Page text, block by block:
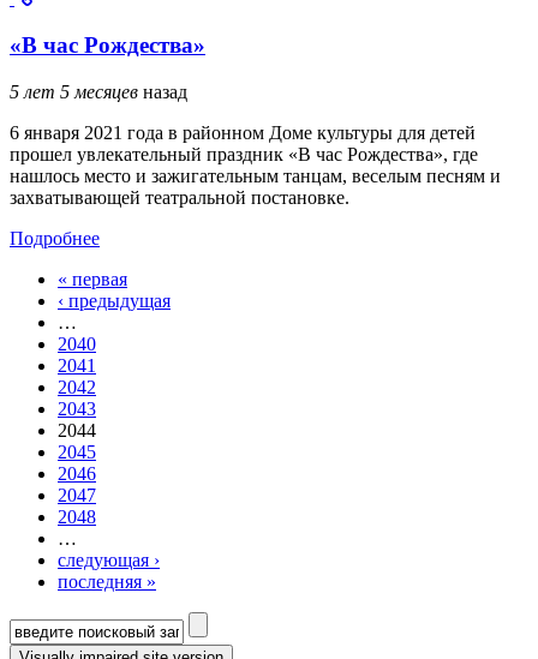
«В час Рождества»
5 лет 5 месяцев назад
6 января 2021 года в районном Доме культуры для детей
прошел увлекательный праздник «В час Рождества», где
нашлось место и зажигательным танцам, веселым песням и
захватывающей театральной постановке.
Подробнее
Страницы
« первая
‹ предыдущая
…
2040
2041
2042
2043
2044
2045
2046
2047
2048
…
следующая ›
последняя »
Форма поиска